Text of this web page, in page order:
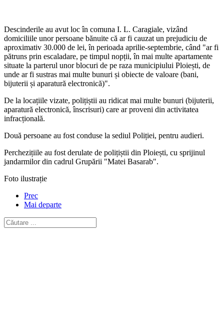
Descinderile au avut loc în comuna I. L. Caragiale, vizând
domiciliile unor persoane bănuite că ar fi cauzat un prejudiciu de
aproximativ 30.000 de lei, în perioada aprilie-septembrie, când "ar fi
pătruns prin escaladare, pe timpul nopții, în mai multe apartamente
situate la parterul unor blocuri de pe raza municipiului Ploiești, de
unde ar fi sustras mai multe bunuri și obiecte de valoare (bani,
bijuterii și aparatură electronică)".
De la locațiile vizate, polițiștii au ridicat mai multe bunuri (bijuterii,
aparatură electronică, înscrisuri) care ar proveni din activitatea
infracțională.
Două persoane au fost conduse la sediul Poliției, pentru audieri.
Perchezițiile au fost derulate de polițiștii din Ploiești, cu sprijinul
jandarmilor din cadrul Grupării "Matei Basarab".
Foto ilustrație
Prec
Mai departe